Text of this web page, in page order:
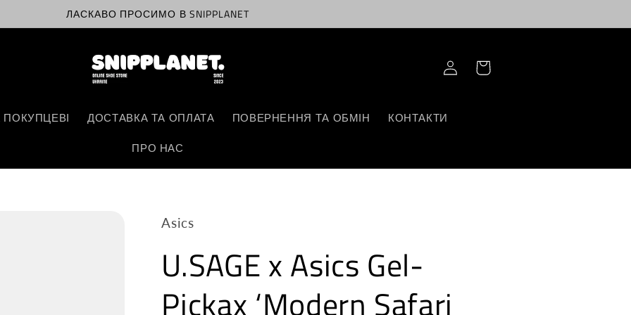
ЛАСКАВО ПРОСИМО В SNIPPLANET
ДОСТАВКА ТА ОПЛАТА ПОВЕРНЕННЯ ТА ОБМІН КОНТАКТИ
ПРО НАС
Log
in
Корзина
Asics
U.SAGE x Asics Gel-
Pickax ‘Modern Safari